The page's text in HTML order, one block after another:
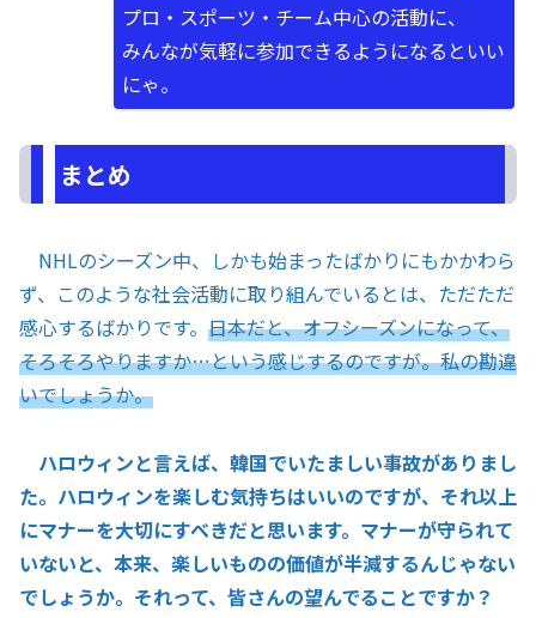
プロ・スポーツ・チーム中心の活動に、
みんなが気軽に参加できるようになるといい
にゃ。
まとめ
NHLのシーズン中、しかも始まったばかりにもかかわら
ず、このような社会活動に取り組んでいるとは、ただただ
感心するばかりです。 日本だと、オフシーズンになって、
そろそろやりますか…という感じするのですが。私の勘違
いでしょうか。
ハロウィンと言えば、韓国でいたましい事故がありまし
た。ハロウィンを楽しむ気持ちはいいのですが、それ以上
にマナーを大切にすべきだと思います。マナーが守られて
いないと、本来、楽しいものの価値が半減するんじゃない
でしょうか。それって、皆さんの望んでることですか？